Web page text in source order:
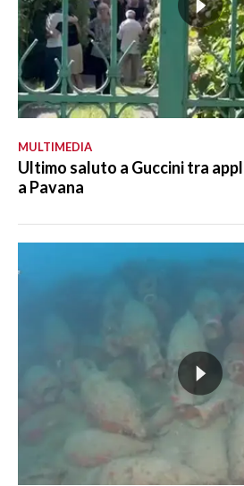
MULTIMEDIA
Ultimo saluto a Guccini tra
a Pavana